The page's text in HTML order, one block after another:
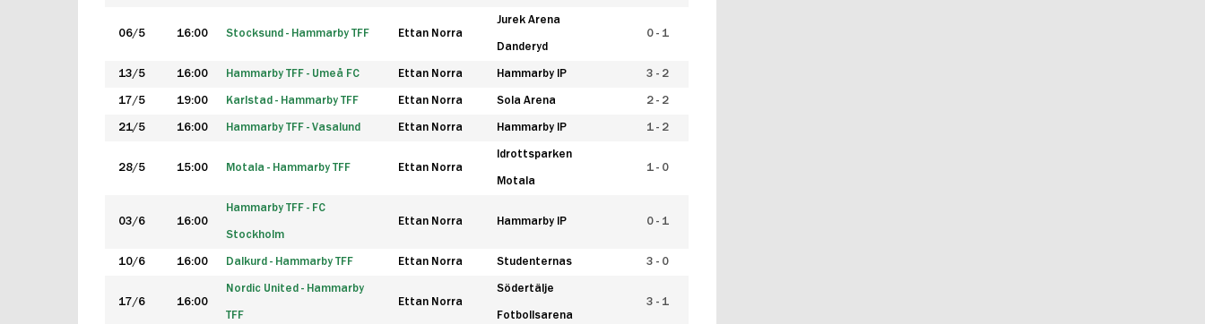
06/5 16:00 Stocksund - Hammarby TFF Ettan Norra
Jurek Arena
Danderyd
0 - 1
13/5 16:00 Hammarby TFF - Umeå FC Ettan Norra Hammarby IP 3 - 2
17/5 19:00 Karlstad - Hammarby TFF Ettan Norra Sola Arena 2 - 2
21/5 16:00 Hammarby TFF - Vasalund Ettan Norra Hammarby IP 1 - 2
28/5 15:00 Motala - Hammarby TFF Ettan Norra
Idrottsparken
Motala
1 - 0
03/6 16:00
Hammarby TFF - FC
Stockholm
Ettan Norra Hammarby IP 0 - 1
10/6 16:00 Dalkurd - Hammarby TFF Ettan Norra Studenternas 3 - 0
17/6 16:00
Nordic United - Hammarby
TFF
Ettan Norra
Södertälje
Fotbollsarena
3 - 1